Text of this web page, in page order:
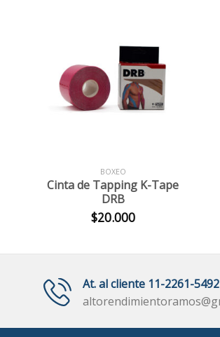
BOXEO
Cinta de Tapping K-Tape
DRB
$20.000
At. al cliente 11-2261-5492